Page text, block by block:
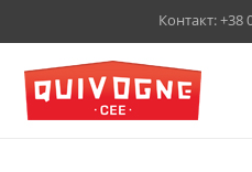
Контакт:+38